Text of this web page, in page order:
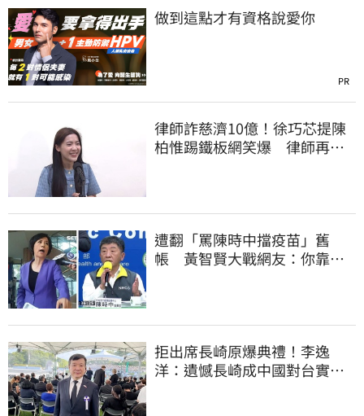
做到這點才有資格說愛你
PR
律師詐慈濟10億！徐巧芯提陳
柏惟踢鐵板網笑爆 律師再曬1
遭翻「罵陳時中擋疫苗」舊
帳 黃智賢大戰網友：你靠我
拒出席長崎原爆典禮！李逸
洋：遺憾長崎成中國對台實施